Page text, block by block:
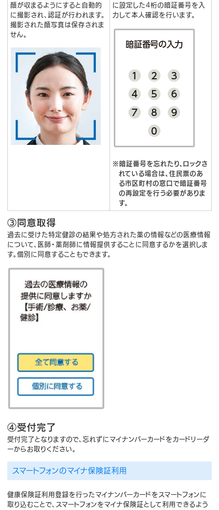
顔が収まるようにすると自動的
に撮影され、認証が行われます。
撮影された顔写真は保存されま
せん。
に設定した4桁の暗証番号を入
力して本人確認を行います。
※暗証番号を忘れたり、ロックさ
れている場合は、住民票のあ
る市区町村の窓口で暗証番号
の再設定を行う必要がありま
す。
③同意取得
過去に受けた特定健診の結果や処方された薬の情報などの医療情報
について、医師・薬剤師に情報提供することに同意するかを選択しま
す。個別に同意することもできます。
④受付完了
受付完了となりますので、忘れずにマイナンバーカードをカードリーダ
ーからお取りください。
スマートフォンのマイナ保険証利用
健康保険証利用登録を行ったマイナンバーカードをスマートフォンに
取り込むことで、スマートフォンをマイナ保険証として利用できるよう